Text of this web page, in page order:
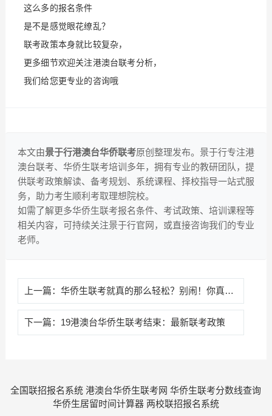
这么多的报名条件
是不是感觉眼花缭乱？
联考政策本身就比较复杂，
更多细节欢迎关注港澳台联考分析，
我们给您更专业的咨询哦
本文由景于行港澳台华侨联考原创整理发布。景于行专注港
澳台联考、华侨生联考培训多年，拥有专业的教研团队，提
供联考政策解读、备考规划、系统课程、择校指导一站式服
务，助力考生顺利考取理想院校。
如需了解更多华侨生联考报名条件、考试政策、培训课程等
相关内容，可持续关注景于行官网，或直接咨询我们的专业
老师。
上一篇： 华侨生联考就真的那么轻松？别闹！你真的懂的华侨生联考吗？|华侨生联考资讯(图文)(图文)
下一篇： 19港澳台华侨生联考结束：最新联考政策
全国联招报名系统 港澳台华侨生联考网 华侨生联考分数线查询
华侨生居留时间计算器 两校联招报名系统